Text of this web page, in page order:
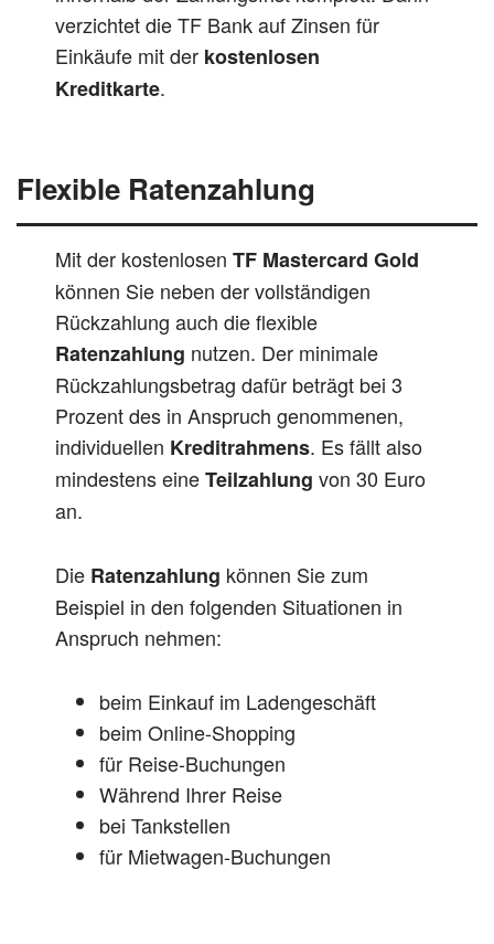
verzichtet die TF Bank auf Zinsen für
Einkäufe mit der kostenlosen
Kreditkarte.
Flexible Ratenzahlung
Mit der kostenlosen TF Mastercard Gold
können Sie neben der vollständigen
Rückzahlung auch die flexible
Ratenzahlung nutzen. Der minimale
Rückzahlungsbetrag dafür beträgt bei 3
Prozent des in Anspruch genommenen,
individuellen Kreditrahmens. Es fällt also
mindestens eineTeilzahlung von 30 Euro
an.
Die Ratenzahlung können Sie zum
Beispiel in den folgenden Situationen in
Anspruch nehmen:
beim Einkauf im Ladengeschäft
beim Online-Shopping
für Reise-Buchungen
Während Ihrer Reise
bei Tankstellen
für Mietwagen-Buchungen